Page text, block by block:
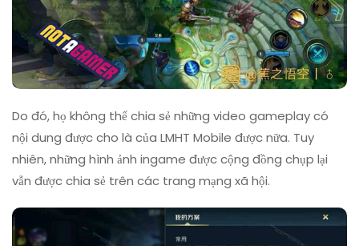
Do đó, họ không thể chia sẻ những video gameplay có
nội dung được cho là của LMHT Mobile được nữa. Tuy
nhiên, những hình ảnh ingame được cộng đồng chụp lại
vẫn được chia sẻ trên các trang mạng xã hội.